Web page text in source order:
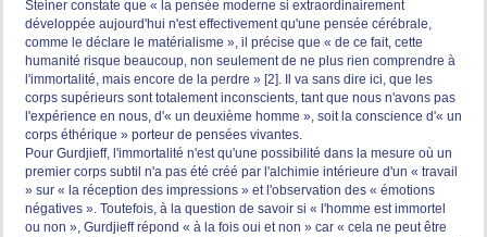
Steiner constate que « la pensée moderne si extraordinairement
développée aujourd'hui n'est effectivement qu'une pensée cérébrale,
comme le déclare le matérialisme », il précise que « de ce fait, cette
humanité risque beaucoup, non seulement de ne plus rien comprendre à
l'immortalité, mais encore de la perdre » [2]. Il va sans dire ici, que les
corps supérieurs sont totalement inconscients, tant que nous n'avons pas
l'expérience en nous, d'« un deuxième homme », soit la conscience d'« un
corps éthérique » porteur de pensées vivantes.
Pour Gurdjieff, l'immortalité n'est qu'une possibilité dans la mesure où un
premier corps subtil n'a pas été créé par l'alchimie intérieure d'un « travail
» sur « la réception des impressions » et l'observation des « émotions
négatives ». Toutefois, à la question de savoir si « l'homme est immortel
ou non », Gurdjieff répond « à la fois oui et non » car « cela ne peut être